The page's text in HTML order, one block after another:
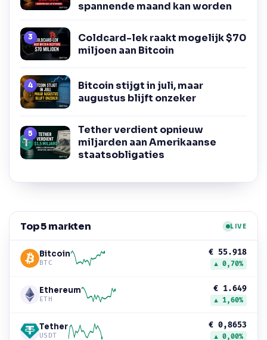
spannende maand kan worden
Coldcard-lek raakt mogelijk $70
miljoen aan Bitcoin
Bitcoin stijgt in juli, maar
augustus blijft onzeker
Tether verdient opnieuw
miljarden aan Amerikaanse
staatsobligaties
Top 5 markten LIVE
Bitcoin
BTC
€ 55.918
▲ 0,70%
Ethereum
ETH
€ 1.649
▲ 1,60%
Tether
USDT
€ 0,8653
▲ 0,00%